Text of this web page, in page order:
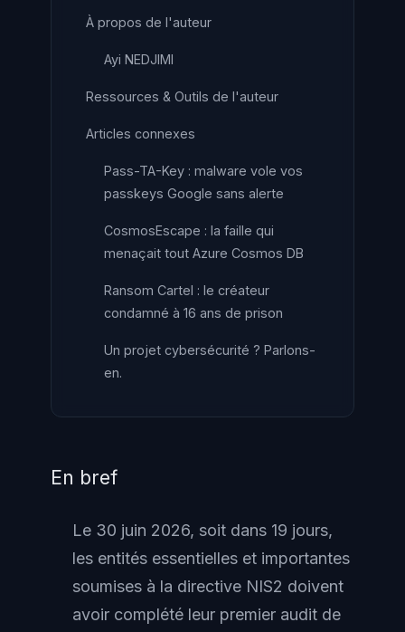
À propos de l'auteur
Ayi NEDJIMI
Ressources & Outils de l'auteur
Articles connexes
Pass-TA-Key : malware vole vos
passkeys Google sans alerte
CosmosEscape : la faille qui
menaçait tout Azure Cosmos DB
Ransom Cartel : le créateur
condamné à 16 ans de prison
Un projet cybersécurité ? Parlons-
en.
En bref
Le 30 juin 2026, soit dans 19 jours,
les entités essentielles et importantes
soumises à la directive NIS2 doivent
avoir complété leur premier audit de